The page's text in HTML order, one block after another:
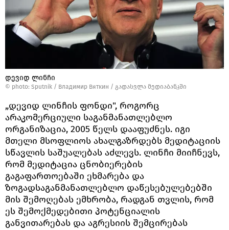
დევიდ ლინჩი
© photo: Sputnik / Владимир Вяткин / გადასვლა მედიაბანკში
„დევიდ ლინჩის ფონდი", როგორც
არაკომერციული საგანმანათლებლო
ორგანიზაცია, 2005 წელს დააფუძნეს. იგი
მთელი მსოფლიოს ახალგაზრდებს მედიტაციის
სწავლის საშუალებას აძლევს. ლინჩი მიიჩნევს,
რომ მედიტაცია ცნობიერების
გაგაფართოებაში ეხმარება და
ზოგადსაგანმანათლებლო დაწესებულებებში
მის შემოღებას ემხრობა, რადგან თვლის, რომ
ეს შემოქმედებითი პოტენციალის
განვითარებას და აგრესიის შემცირებას